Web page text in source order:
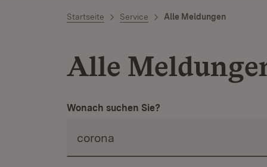
Startseite Service Alle Meldungen
Alle
Wonach suchen Sie?